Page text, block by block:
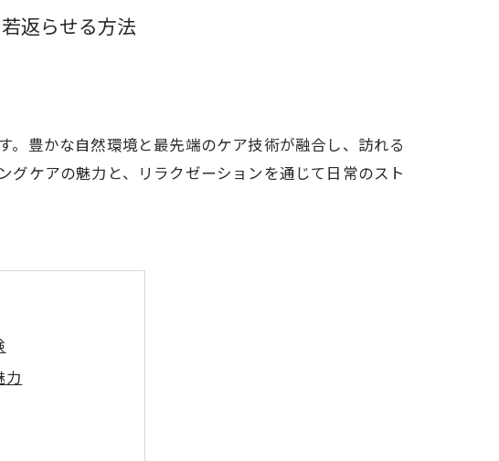
返らせる方法
豊かな自然環境と最先端のケア技術が融合し、訪れる
ケアの魅力と、リラクゼーションを通じて日常のスト
力
合わせ